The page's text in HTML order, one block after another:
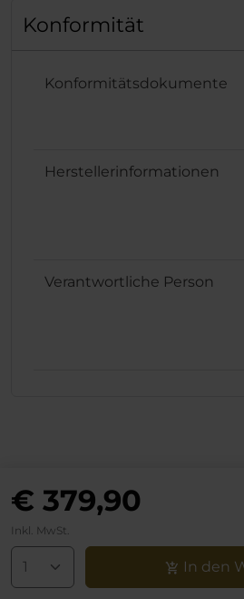
€ 379,90
Inkl. MwSt.
In den
Konformität
Konformitätsdokumente
Herstellerinformationen
Verantwortliche Person
noblechairs
+49 (0)30 8379 95 00
Montag bis Freitag zwischen 10 und